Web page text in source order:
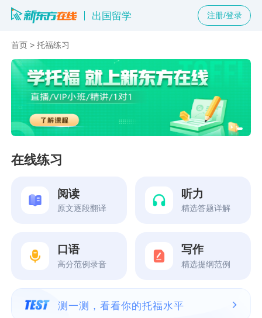
出国留学 注册/登录
首页 >托福练习
在线练习
阅读
原文逐段翻译
听力
精选答题详解
口语
高分范例录音
写作
精选提纲范例
测一测，看看你的托福水平